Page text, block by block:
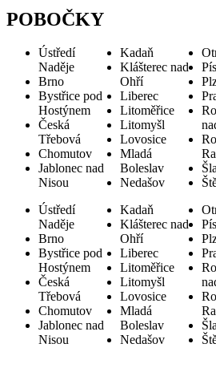
POBOČKY
Ústředí
Naděje
Brno
Bystřice pod
Hostýnem
Česká
Třebová
Chomutov
Jablonec nad
Nisou
Kadaň
Klášterec nad
Ohří
Liberec
Litoměřice
Litomyšl
Lovosice
Mladá
Boleslav
Nedašov
Ústředí
Naděje
Brno
Bystřice pod
Hostýnem
Česká
Třebová
Chomutov
Jablonec nad
Nisou
Kadaň
Klášterec nad
Ohří
Liberec
Litoměřice
Litomyšl
Lovosice
Mladá
Boleslav
Nedašov